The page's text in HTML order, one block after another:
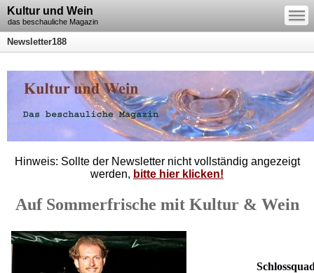
Kultur und Wein
das beschauliche Magazin
—
—
—
Newsletter188
Hinweis: Sollte der Newsletter nicht vollständig angezeigt
werden, bitte hier klicken!
Auf Sommerfrische mit Kultur & Wein